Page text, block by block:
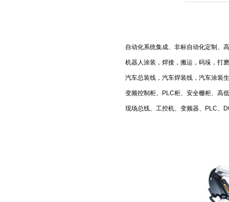
自动化系统集成、非标自动化定制、
机器人涂装，焊接，搬运，码垛，打
汽车总装线，汽车焊装线，汽车涂装
变频控制柜、PLC柜、安全栅柜、高
现场总线、工控机、变频器、PLC、